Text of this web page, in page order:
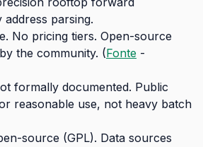
parsing.
No pricing tiers. Open-source
the community. (Fonte -
formally documented. Public
reasonable use, not heavy batch
source (GPL). Data sources